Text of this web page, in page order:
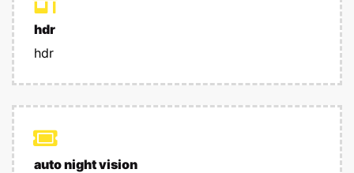
hdr
hdr
auto night vision